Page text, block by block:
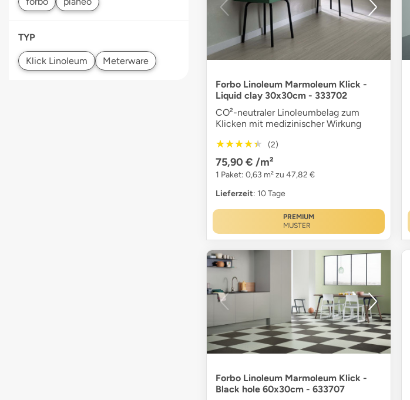
TYP
Klick Linoleum Meterware
Forbo Linoleum Marmoleum Klick -
Liquid clay 30x30cm - 333702
CO²-neutraler Linoleumbelag zum
Klicken mit medizinischer Wirkung
★★★★★
★★★★★ (2)
75,90 € /m²
1 Paket: 0,63 m² zu 47,82 €
Lieferzeit: 10 Tage
PREMIUM
MUSTER
Forbo Linoleum Marmoleum Klick -
Black hole 60x30cm - 633707